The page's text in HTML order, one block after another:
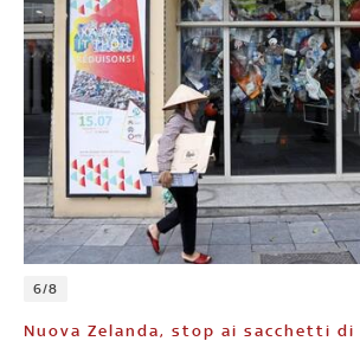
6/8
Nuova Zelanda, stop ai sacchetti di plastica